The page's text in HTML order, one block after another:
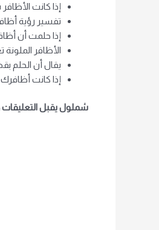
إذا كانت
تفسير رؤية
إذا حلمت أن
الأظافر
يقال أن الحلم
إذا كانت أظافرك
شملول يقبل التعليقات